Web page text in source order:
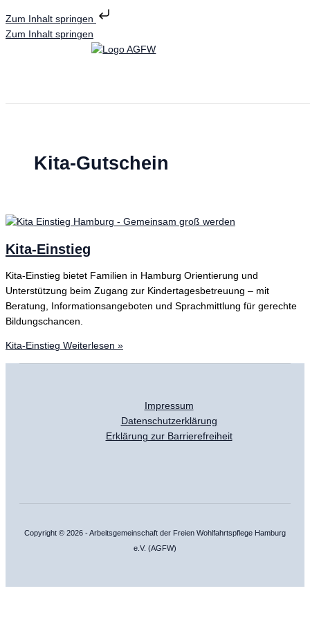
Zum Inhalt springen
Zum Inhalt springen
Kita-Gutschein
Kita-Einstieg
Kita-Einstieg bietet Familien in Hamburg Orientierung und
Unterstützung beim Zugang zur Kindertagesbetreuung – mit
Beratung, Informationsangeboten und Sprachmittlung für gerechte
Bildungschancen.
Kita-Einstieg Weiterlesen »
Impressum
Datenschutzerklärung
Erklärung zur Barrierefreiheit
Copyright © 2026 - Arbeitsgemeinschaft der Freien Wohlfahrtspflege Hamburg
e.V. (AGFW)